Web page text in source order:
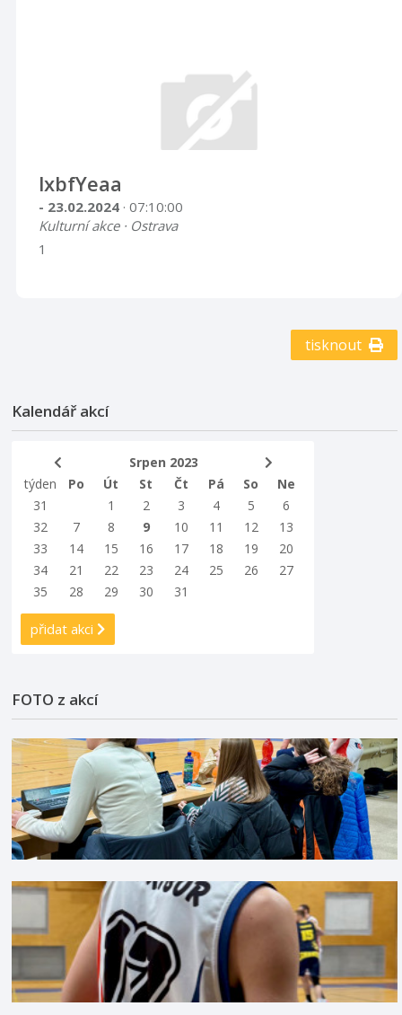
lxbfYeaa
- 23.02.2024 · 07:10:00
Kulturní akce · Ostrava
1
tisknout
Kalendář akcí
Srpen 2023
týden
Po Út St Čt Pá So
Ne
31
1 2 3 4 5
6
32
7 8 9 10 11 12
13
33
14 15 16 17 18 19
20
34
21 22 23 24 25 26
27
35
28 29 30 31
přidat akci
FOTO z akcí